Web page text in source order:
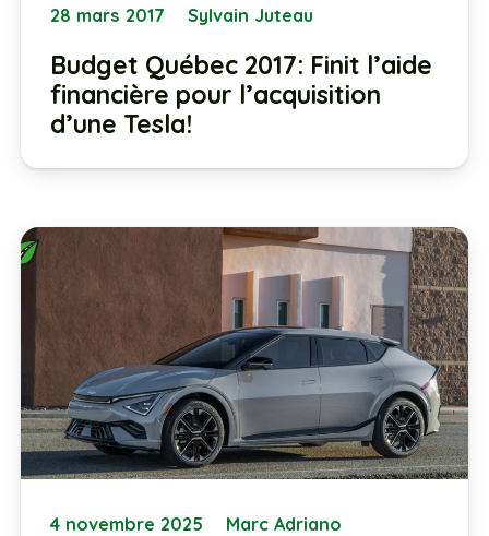
28 mars 2017 Sylvain Juteau
Budget Québec 2017: Finit l’aide
financière pour l’acquisition
d’une Tesla!
4 novembre 2025 Marc Adriano